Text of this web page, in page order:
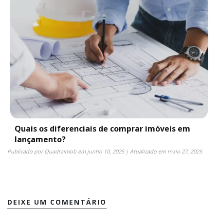
Quais os diferenciais de comprar imóveis em
lançamento?
Publicado porQuadraimob em junho 10, 2025| Atualizado em maio 27, 2025
DEIXE UM COMENTÁRIO